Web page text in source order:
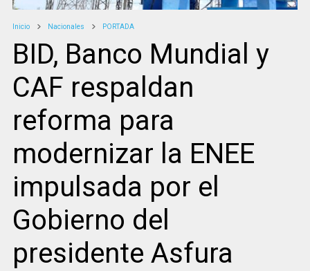
Inicio Nacionales PORTADA
BID, Banco Mundial y
CAF respaldan
reforma para
modernizar la ENEE
impulsada por el
Gobierno del
presidente Asfura